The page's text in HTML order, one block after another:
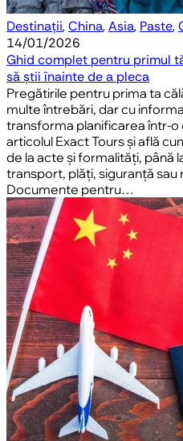
Destinații,China,Asia, Paste,
14/01/2026
Ghid complet pentru primul
să știi înainte de a pleca
Pregătirile pentru prima ta
multe întrebări, dar cu
transforma planificarea într-
articolul Exact Tours și află
de la acte și formalități, până
transport, plăți, siguranță sau
Documente pentru…